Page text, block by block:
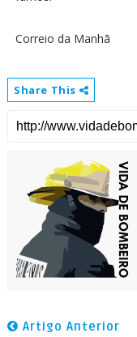
Correio da Manhã
Share This
Artigo Anterior